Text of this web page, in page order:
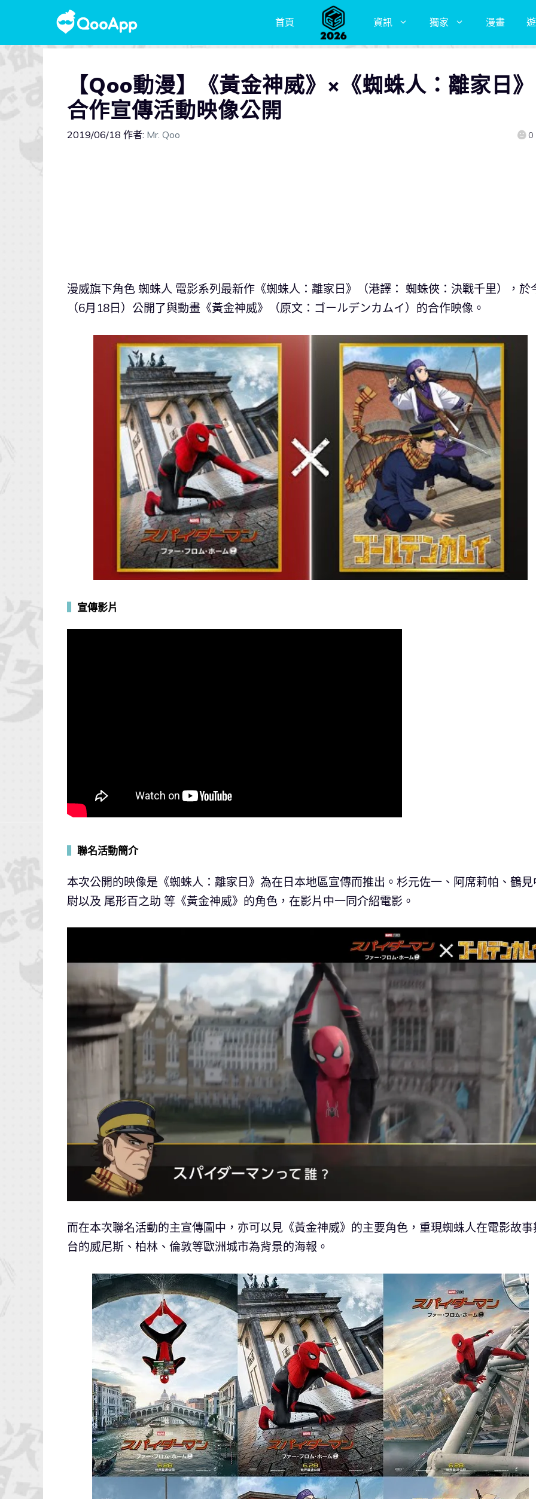
首頁 資訊 獨家 漫畫
【Qoo動漫】《黃金神威》×《蜘蛛人：離家日》
合作宣傳活動映像公開
2019/06/18 作者: Mr. Qoo 0
漫威旗下角色 蜘蛛人 電影系列最新作《蜘蛛人：離家日》（港譯： 蜘蛛俠：決戰千里），於
（6月18日）公開了與動畫《黃金神威》（原文：ゴールデンカムイ）的合作映像。
宣傳影片
聯名活動簡介
本次公開的映像是《蜘蛛人：離家日》為在日本地區宣傳而推出。杉元佐一、阿席莉帕、鶴見
尉以及 尾形百之助 等《黃金神威》的角色，在影片中一同介紹電影。
而在本次聯名活動的主宣傳圖中，亦可以見《黃金神威》的主要角色，重現蜘蛛人在電影故事
台的威尼斯、柏林、倫敦等歐洲城市為背景的海報。